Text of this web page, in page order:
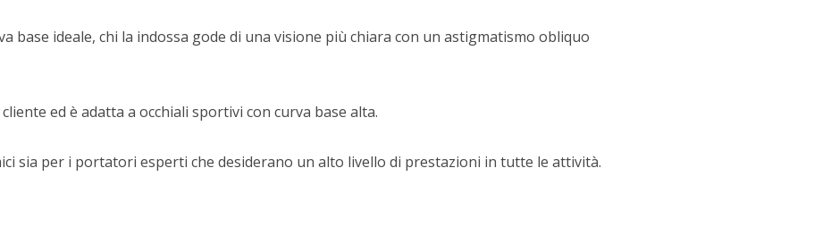
base ideale, chi la indossa gode di una visione più chiara con un astigmatismo obliquo
ed è adatta a occhiali sportivi con curva base alta.
sia per i portatori esperti che desiderano un alto livello di prestazioni in tutte le attività.